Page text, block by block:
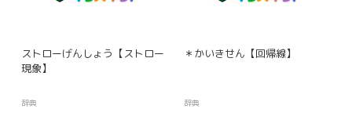
ストローげんしょう【ストロー
現象】
辞典
＊かいきせん【回帰線】
辞典